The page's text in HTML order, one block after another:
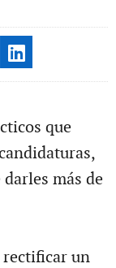
que
más de
rectificar un